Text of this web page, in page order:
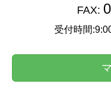
FAX:
受付時間